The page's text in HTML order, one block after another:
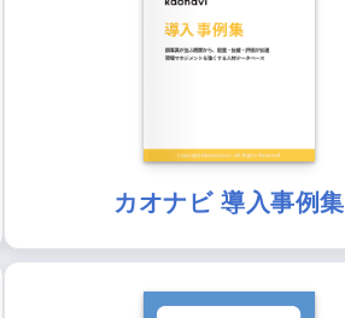
カオナビ 導入事例集